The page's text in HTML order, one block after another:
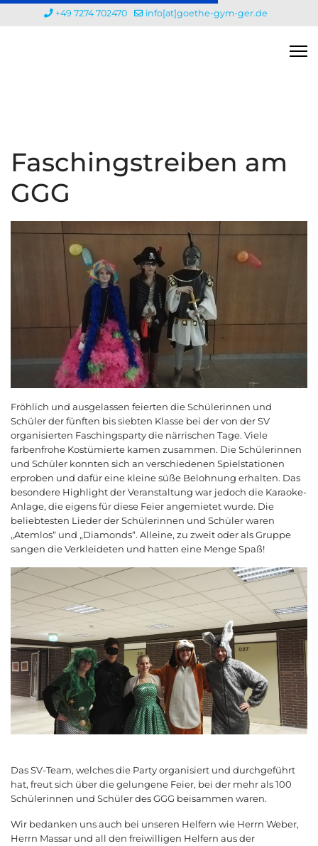
+49 7274 702470 info[at]goethe-gym-ger.de
Faschingstreiben am
GGG
Fröhlich und ausgelassen feierten die Schülerinnen und
Schüler der fünften bis siebten Klasse bei der von der SV
organisierten Faschingsparty die närrischen Tage. Viele
farbenfrohe Kostümierte kamen zusammen. Die Schülerinnen
und Schüler konnten sich an verschiedenen Spielstationen
erproben und dafür eine kleine süße Belohnung erhalten. Das
besondere Highlight der Veranstaltung war jedoch die Karaoke-
Anlage, die eigens für diese Feier angemietet wurde. Die
beliebtesten Lieder der Schülerinnen und Schüler waren
„Atemlos“ und „Diamonds“. Alleine, zu zweit oder als Gruppe
sangen die Verkleideten und hatten eine Menge Spaß!
Das SV-Team, welches die Party organisiert und durchgeführt
hat, freut sich über die gelungene Feier, bei der mehr als 100
Schülerinnen und Schüler des GGG beisammen waren.
Wir bedanken uns auch bei unseren Helfern wie Herrn Weber,
Herrn Massar und all den freiwilligen Helfern aus der